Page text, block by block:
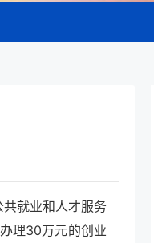
就业和人才服务
理30万元的创业